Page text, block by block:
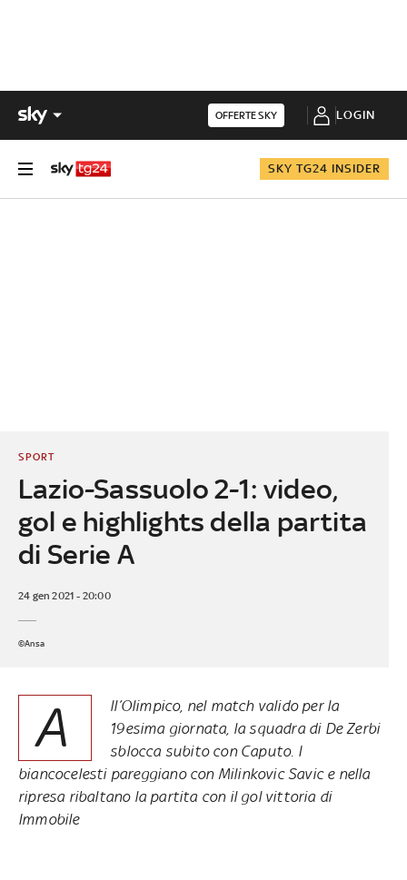
OFFERTE SKY LOGIN
SKY TG24 INSIDER
Lazio-Sassuolo 2-1: video,
gol e highlights della partita
di Serie A
SPORT
24 gen 2021 - 20:00
©Ansa
A
ll’Olimpico, nel match valido per la
19esima giornata, la squadra di De Zerbi
sblocca subito con Caputo. I
biancocelesti pareggiano con Milinkovic Savic e nella
ripresa ribaltano la partita con il gol vittoria di
Immobile